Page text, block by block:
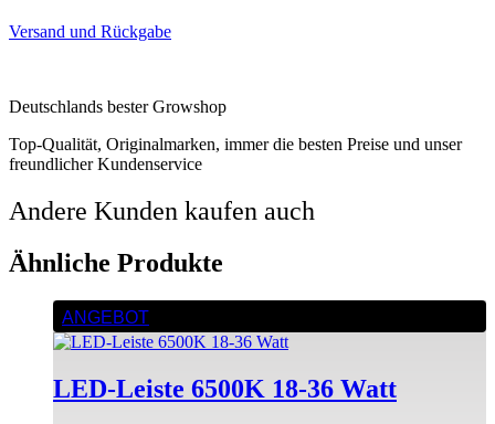
Versand und Rückgabe
Deutschlands bester Growshop
Top-Qualität, Originalmarken, immer die besten Preise und unser
freundlicher Kundenservice
Andere Kunden kaufen auch
Ähnliche Produkte
ANGEBOT
LED-Leiste 6500K 18-36 Watt